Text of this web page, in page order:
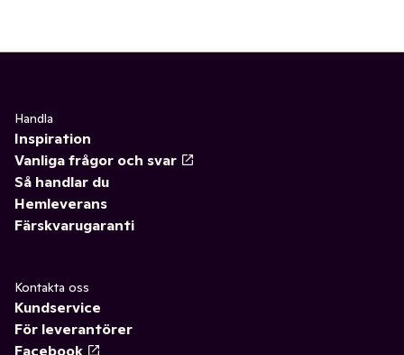
Handla
Inspiration
Vanliga frågor och svar
Så handlar du
Hemleverans
Färskvarugaranti
Kontakta oss
Kundservice
För leverantörer
Facebook